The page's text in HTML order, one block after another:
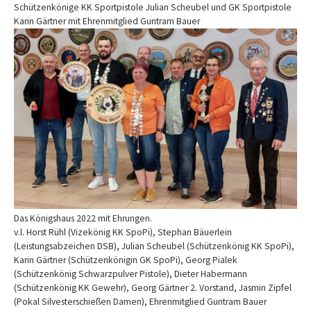
Schützenkönige KK Sportpistole Julian Scheubel und GK Sportpistole
Karin Gärtner mit Ehrenmitglied Guntram Bauer
Show larger version
Das Königshaus 2022 mit Ehrungen.
v.l. Horst Rühl (Vizekönig KK SpoPi), Stephan Bäuerlein
(Leistungsabzeichen DSB), Julian Scheubel (Schützenkönig KK SpoPi),
Karin Gärtner (Schützenkönigin GK SpoPi), Georg Pialek
(Schützenkönig Schwarzpulver Pistole), Dieter Habermann
(Schützenkönig KK Gewehr), Georg Gärtner 2. Vorstand, Jasmin Zipfel
(Pokal Silvesterschießen Damen), Ehrenmitglied Guntram Bauer